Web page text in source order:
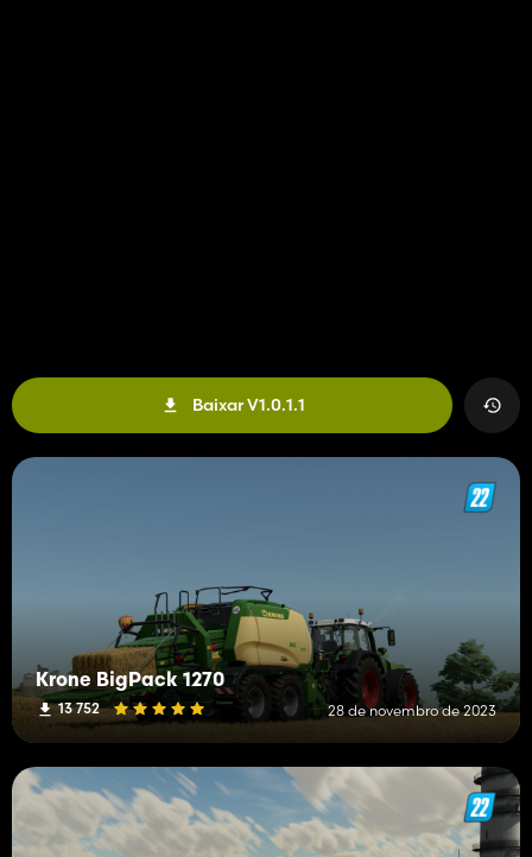
Baixar V1.0.1.1
Krone BigPack 1270
13 752 28 de novembro de 2023